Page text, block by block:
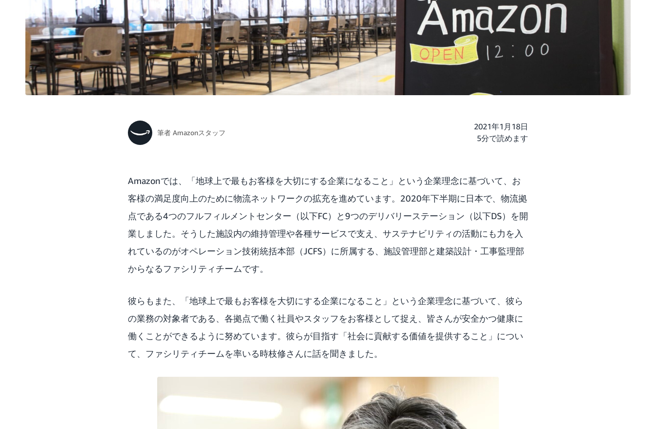
筆者 Amazonスタッフ
2021年1月18日
5分で読めます
Amazonでは、「地球上で最もお客様を大切にする企業になること」という企業理念に基づいて、お
客様の満足度向上のために物流ネットワークの拡充を進めています。2020年下半期に日本で、物流拠
点である4つのフルフィルメントセンター（以下FC）と9つのデリバリーステーション（以下DS）を開
業しました。そうした施設内の維持管理や各種サービスで支え、サステナビリティの活動にも力を入
れているのがオペレーション技術統括本部（JCFS）に所属する、施設管理部と建築設計・工事監理部
からなるファシリティチームです。
彼らもまた、「地球上で最もお客様を大切にする企業になること」という企業理念に基づいて、彼ら
の業務の対象者である、各拠点で働く社員やスタッフをお客様として捉え、皆さんが安全かつ健康に
働くことができるように努めています。彼らが目指す「社会に貢献する価値を提供すること」につい
て、ファシリティチームを率いる時枝修さんに話を聞きました。